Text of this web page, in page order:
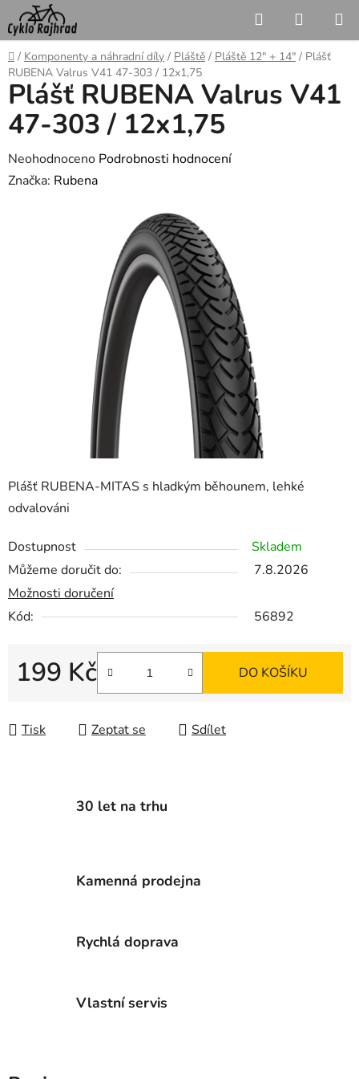
Přejít
na
obsah
Hledat
KOŠÍK
Domů
/ Komponenty a náhradní díly / Pláště / Pláště 12" + 14" / Plášť
RUBENA Valrus V41 47-303 / 12x1,75
Plášť RUBENA-MITAS s hladkým běhounem, lehké
odvalováni
Dostupnost
Skladem
Můžeme doručit do:
7.8.2026
Možnosti doručení
Kód:
56892
199 Kč DO KOŠÍKU
Tisk Zeptat se Sdílet
Plášť RUBENA Valrus V41
47-303 / 12x1,75
Průměrné
hodnocení
Neohodnoceno Podrobnosti hodnocení
Značka: Rubena
30 let na trhu
Kamenná prodejna
Rychlá doprava
Vlastní servis